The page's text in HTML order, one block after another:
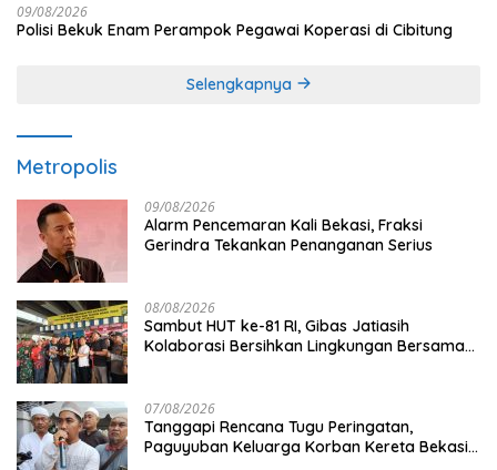
09/08/2026
Polisi Bekuk Enam Perampok Pegawai Koperasi di Cibitung
Selengkapnya
Metropolis
09/08/2026
Alarm Pencemaran Kali Bekasi, Fraksi
Gerindra Tekankan Penanganan Serius
08/08/2026
Sambut HUT ke-81 RI, Gibas Jatiasih
Kolaborasi Bersihkan Lingkungan Bersama
07/08/2026
Tanggapi Rencana Tugu Peringatan,
Paguyuban Keluarga Korban Kereta Bekasi